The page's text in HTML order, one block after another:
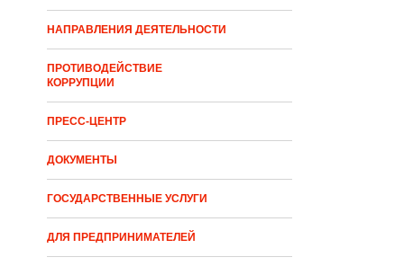
НАПРАВЛЕНИЯ ДЕЯТЕЛЬНОСТИ
ПРОТИВОДЕЙСТВИЕ
КОРРУПЦИИ
ПРЕСС-ЦЕНТР
ДОКУМЕНТЫ
ГОСУДАРСТВЕННЫЕ УСЛУГИ
ДЛЯ ПРЕДПРИНИМАТЕЛЕЙ